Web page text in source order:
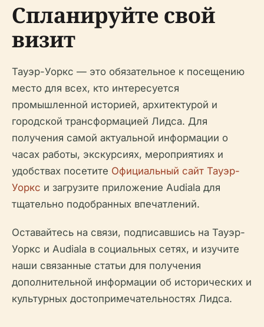
Спланируйте свой
визит
Тауэр-Уоркс — это обязательное к посещению
место для всех, кто интересуется
промышленной историей, архитектурой и
городской трансформацией Лидса. Для
получения самой актуальной информации о
часах работы, экскурсиях, мероприятиях и
удобствах посетите Официальный сайт Тауэр-
Уоркс и загрузите приложение Audiala для
тщательно подобранных впечатлений.
Оставайтесь на связи, подписавшись на Тауэр-
Уоркс и Audiala в социальных сетях, и изучите
наши связанные статьи для получения
дополнительной информации об исторических и
культурных достопримечательностях Лидса.